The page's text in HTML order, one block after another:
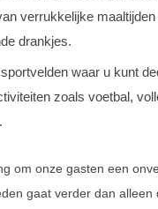
verrukkelijke maaltijden
drankjes.
waar u kunt
zoals voetbal,
om onze gasten een
gaat verder dan alleen